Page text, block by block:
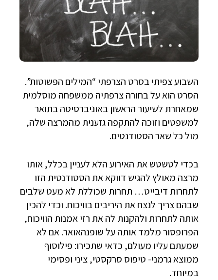
השבוע צפיתי בסרט הצרפתי “המילים הפשוטות”.
הסרט הוא על בחורה צרפתיה ממשפחה מוסלמית
שמאחרת לשיעור הראשון באוניברסיטה בתואר
למשפטים וזוכה להתקפה גזענית מהמרצה שלה,
מול כל שאר הסטודנטים.
בכדי לטשטש את האירוע הלא לעניין בכלל, אותו
מרצה מאולץ להגיש דווקא את הסטודנטית הזו
לתחרות דיבייט… תחרות שכוללת לא מעט שלבים
שבהם צריך לנצח את היריבים בוויכוח. וכדי להכין
אותה לתחרות ולהקנות לה את רזי אמנות הוויכוח,
הפרופסור מלמד אותה על שופנהאואר. אם לא
שמעתם עליו מעולם, כדאי שתכירו: פילוסוף
ממוצא גרמני- טיפוס סרקסטי, ציני ופסימי
במיוחד.